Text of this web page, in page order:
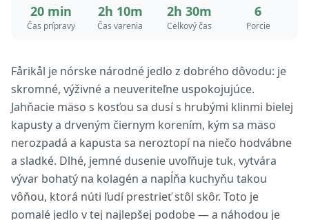
20 min
Čas prípravy
2h 10m
Čas varenia
2h 30m
Celkový čas
6
Porcie
Fårikål je nórske národné jedlo z dobrého dôvodu: je
skromné, výživné a neuveriteľne uspokojujúce.
Jahňacie mäso s kosťou sa dusí s hrubými klinmi bielej
kapusty a drveným čiernym korením, kým sa mäso
nerozpadá a kapusta sa neroztopí na niečo hodvábne
a sladké. Dlhé, jemné dusenie uvoľňuje tuk, vytvára
vývar bohatý na kolagén a napĺňa kuchyňu takou
vôňou, ktorá núti ľudí prestrieť stôl skôr. Toto je
pomalé jedlo v tej najlepšej podobe — a náhodou je